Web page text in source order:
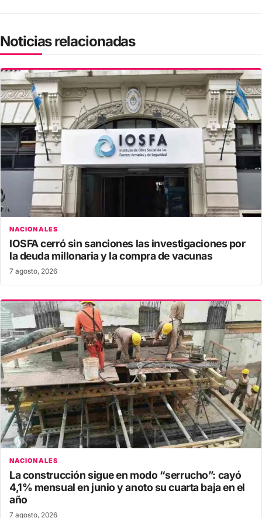
Noticias relacionadas
NACIONALES
IOSFA cerró sin sanciones las investigaciones por
la deuda millonaria y la compra de vacunas
7 agosto, 2026
NACIONALES
La construcción sigue en modo “serrucho”: cayó
4,1% mensual en junio y anoto su cuarta baja en el
año
7 agosto, 2026